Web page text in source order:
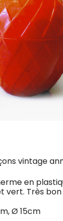
vintage
en
vert. Très
Ø 15cm